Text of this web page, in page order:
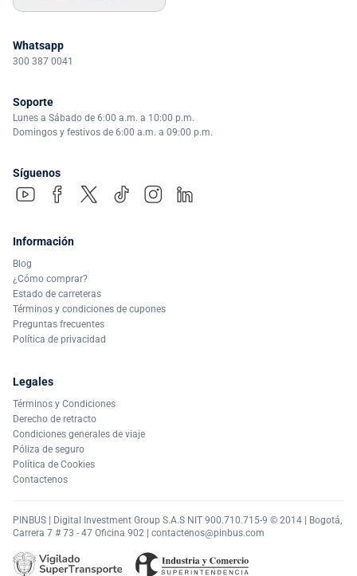
Whatsapp
300 387 0041
Soporte
Lunes a Sábado de 6:00 a.m. a 10:00 p.m.
Domingos y festivos de 6:00 a.m. a 09:00 p.m.
Síguenos
Información
Blog
¿Cómo comprar?
Estado de carreteras
Términos y condiciones de cupones
Preguntas frecuentes
Política de privacidad
Legales
Términos y Condiciones
Derecho de retracto
Condiciones generales de viaje
Póliza de seguro
Política de Cookies
Contactenos
PINBUS | Digital Investment Group S.A.S NIT 900.710.715-9 © 2014 | Bogotá,
Carrera 7 # 73 - 47 Oficina 902 | contactenos@pinbus.com